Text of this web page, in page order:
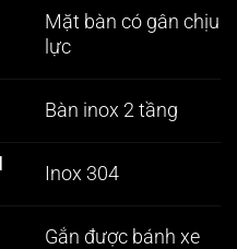
Mặt bàn có gân chịu
lực
Bàn inox 2 tầng
Inox 304
Gắn được bánh xe